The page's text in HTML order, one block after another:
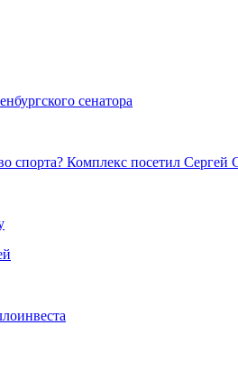
сенатора
спорта? Комплекс посетил Сергей